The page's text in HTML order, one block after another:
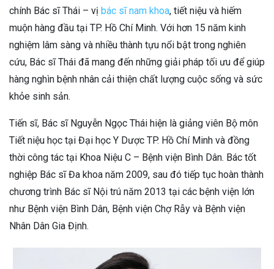
chính Bác sĩ Thái – vị bác sĩ nam khoa, tiết niệu và hiếm
muộn hàng đầu tại TP. Hồ Chí Minh. Với hơn 15 năm kinh
nghiệm lâm sàng và nhiều thành tựu nổi bật trong nghiên
cứu, Bác sĩ Thái đã mang đến những giải pháp tối ưu để giúp
hàng nghìn bệnh nhân cải thiện chất lượng cuộc sống và sức
khỏe sinh sản.
Tiến sĩ, Bác sĩ Nguyễn Ngọc Thái hiện là giảng viên Bộ môn
Tiết niệu học tại Đại học Y Dược TP. Hồ Chí Minh và đồng
thời công tác tại Khoa Niệu C – Bệnh viện Bình Dân. Bác tốt
nghiệp Bác sĩ Đa khoa năm 2009, sau đó tiếp tục hoàn thành
chương trình Bác sĩ Nội trú năm 2013 tại các bệnh viện lớn
như Bệnh viện Bình Dân, Bệnh viện Chợ Rẫy và Bệnh viện
Nhân Dân Gia Định.